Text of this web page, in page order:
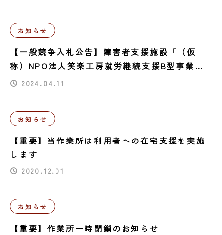
お知らせ
【一般競争入札公告】障害者支援施設「（仮
称）NPO法人笑楽工房就労継続支援B型事業所
新築工事」
2024.04.11
お知らせ
【重要】当作業所は利用者への在宅支援を実施
します
2020.12.01
お知らせ
【重要】作業所一時閉鎖のお知らせ